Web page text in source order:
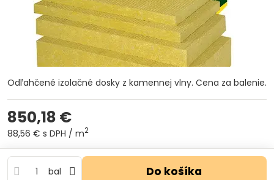
Odľahčené izolačné dosky z kamennej vlny. Cena za balenie.
850,18 €
88,56 € s DPH / m2
bal Do košíka